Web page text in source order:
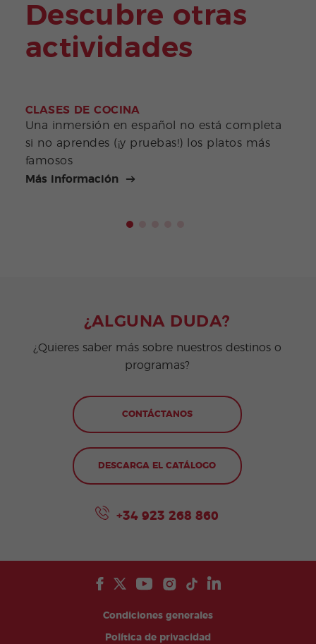
Descubre otras
actividades
CLASES DE COCINA
Una inmersión en español no está completa
si no aprendes (¡y pruebas!) los platos más
famosos
Más información
¿ALGUNA DUDA?
¿Quieres saber más sobre nuestros destinos o
programas?
CONTÁCTANOS
DESCARGA EL CATÁLOGO
+34 923 268 860
Condiciones generales
Política de privacidad